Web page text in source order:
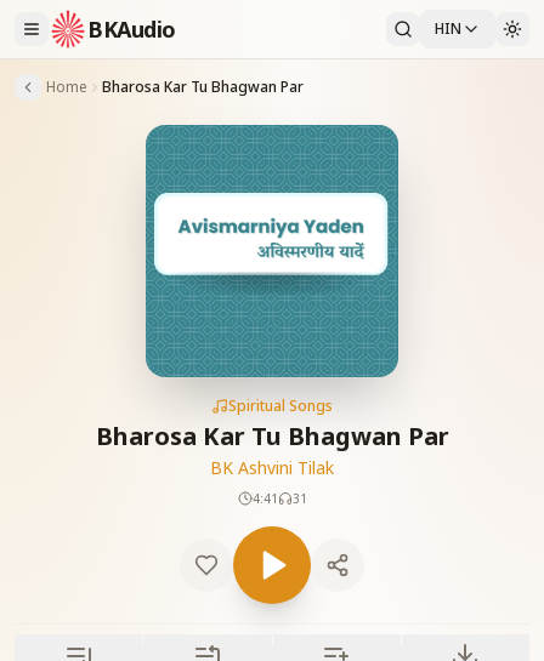
BKAudio HIN
Home Bharosa Kar Tu Bhagwan Par
Spiritual Songs
Bharosa Kar Tu Bhagwan Par
BK Ashvini Tilak
4:41 31